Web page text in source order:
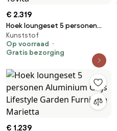
€ 2.319
Hoek loungeset 5 personen
Aluminium Grijs Santika
Furniture Santika Yovita
Kunststof
Op voorraad
Gratis bezorging
€ 1.239